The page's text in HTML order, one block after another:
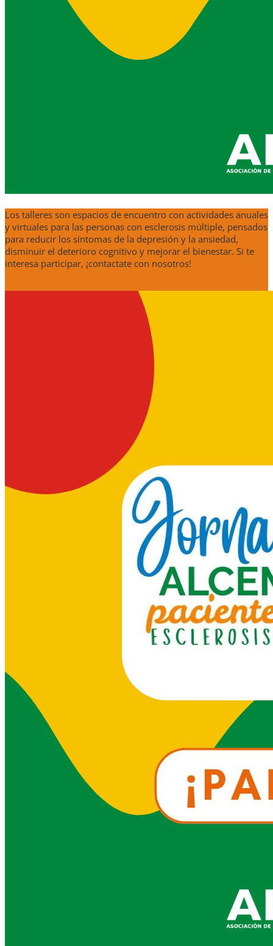
Los talleres son espacios de encuentro con actividades anuales
y virtuales para las personas con esclerosis múltiple, pensados
para reducir los síntomas de la depresión y la ansiedad,
disminuir el deterioro cognitivo y mejorar el bienestar. Si te
interesa participar, ¡contactate con nosotros!